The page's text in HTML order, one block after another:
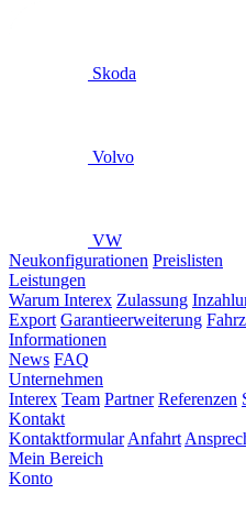
Skoda
Volvo
VW
Neukonfigurationen Preislisten
Leistungen
Warum Interex Zulassung
Export Garantieerweiterung
Informationen
News FAQ
Unternehmen
Interex Team Partner Referenzen
Kontakt
Kontaktformular Anfahrt
Mein Bereich
Konto